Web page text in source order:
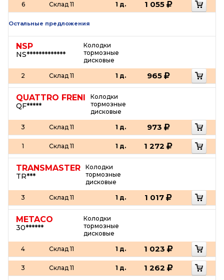
6 Склад 11 1 д. 1 055
Остальные предложения
NSP
NS*************
Колодки
тормозные
дисковые
2 Склад 11 1 д. 965
QUATTRO FRENI
QF*****
Колодки
тормозные
дисковые
3 Склад 11 1 д. 973
1 Склад 11 1 д. 1 272
TRANSMASTER
TR***
Колодки
тормозные
дисковые
3 Склад 11 1 д. 1 017
METACO
30******
Колодки
тормозные
дисковые
4 Склад 11 1 д. 1 023
3 Склад 11 1 д. 1 262